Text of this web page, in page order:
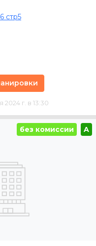
стр5
г. в 13:30
без комиссии A